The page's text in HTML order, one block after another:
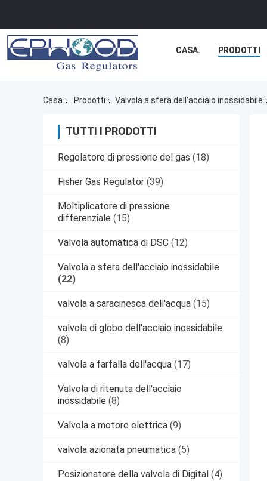
CASA. PRODOTTI
Casa Prodotti Valvola a sfera dell'acciaio inossidabile
TUTTI I PRODOTTI
Regolatore di pressione del gas (18)
Fisher Gas Regulator (39)
Moltiplicatore di pressione
differenziale (15)
Valvola automatica di DSC (12)
Valvola a sfera dell'acciaio inossidabile
(22)
valvola a saracinesca dell'acqua (15)
valvola di globo dell'acciaio inossidabile
(8)
valvola a farfalla dell'acqua (17)
Valvola di ritenuta dell'acciaio
inossidabile (8)
Valvola a motore elettrica (9)
valvola azionata pneumatica (5)
Posizionatore della valvola di Digital (4)